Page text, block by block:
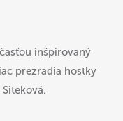
inšpirovaný
prezradia hostky